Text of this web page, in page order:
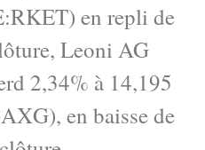
en repli de
Leoni AG
2,34% à 14,195
en baisse de